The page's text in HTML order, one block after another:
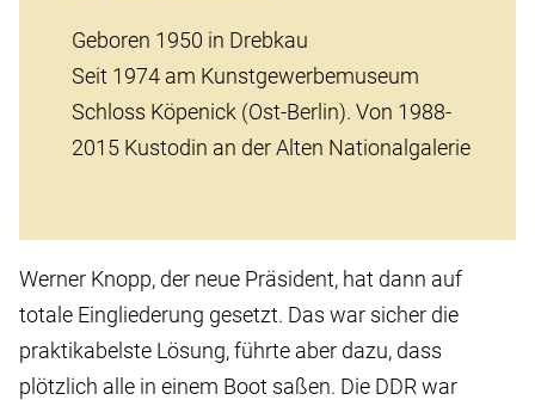
Geboren 1950 in Drebkau
Seit 1974 am Kunstgewerbemuseum
Schloss Köpenick (Ost-Berlin). Von 1988-
2015 Kustodin an der Alten Nationalgalerie
Werner Knopp, der neue Präsident, hat dann auf
totale Eingliederung gesetzt. Das war sicher die
praktikabelste Lösung, führte aber dazu, dass
plötzlich alle in einem Boot saßen. Die DDR war